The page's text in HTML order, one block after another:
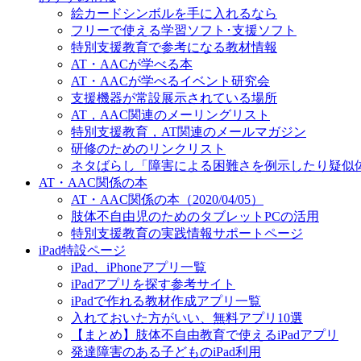
絵カードシンボルを手に入れるなら
フリーで使える学習ソフト･支援ソフト
特別支援教育で参考になる教材情報
AT・AACが学べる本
AT・AACが学べるイベント研究会
支援機器が常設展示されている場所
AT，AAC関連のメーリングリスト
特別支援教育，AT関連のメールマガジン
研修のためのリンクリスト
ネタばらし「障害による困難さを例示したり疑似
AT・AAC関係の本
AT・AAC関係の本（2020/04/05）
肢体不自由児のためのタブレットPCの活用
特別支援教育の実践情報サポートページ
iPad特設ページ
iPad、iPhoneアプリ一覧
iPadアプリを探す参考サイト
iPadで作れる教材作成アプリ一覧
入れておいた方がいい、無料アプリ10選
【まとめ】肢体不自由教育で使えるiPadアプリ
発達障害のある子どものiPad利用